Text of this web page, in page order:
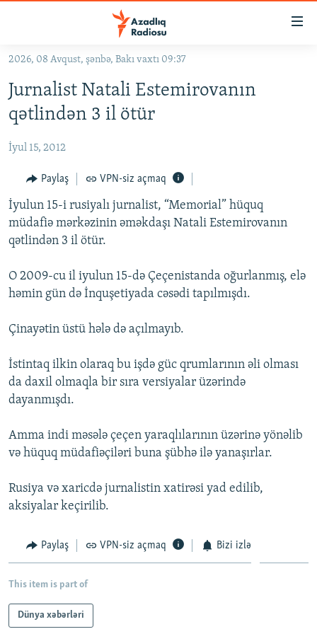
Əsas
qayıt
Əsas
naviqasiyaya
qayıt
KORRUPSIOMETR
#ƏSLINDƏ
FƏRQƏ BAX
QANUNI DOĞRU
ARAŞDIRMA
VIDEO
İNFOQRAFIKA
KARIKATURA
RADIO ARXIV
AZƏRBAYCAN ƏDƏBIYYATI KITABXANASI
İSLAM VƏ DEMOKRATIYA
İZ - MƏDƏNIYYƏT PROQRAMI
HAQQIMIZDA
MISSIYAMIZ
PEŞƏ ETIKASI VƏ JURNALISTIKA STANDARTLARIMIZ
MATERIALLARIMIZDAN ISTIFADƏ
AZADLIQRADIOSU MOBIL TELEFONUNUZDA
BIZIMLƏ ƏLAQƏ
XƏBƏR BÜLLETENLƏRIMIZ
RFE/RL-in bütün saytları
2026, 08 Avqust, şənbə, Bakı vaxtı 09:37
Jurnalist Natali Estemirovanın
qətlindən 3 il ötür
İyul 15, 2012
Paylaş VPN-siz açmaq
İyulun 15-i rusiyalı jurnalist, “Memorial” hüquq
müdafiə mərkəzinin əməkdaşı Natali Estemirovanın
qətlindən 3 il ötür.
O 2009-cu il iyulun 15-də Çeçenistanda oğurlanmış, elə
həmin gün də İnquşetiyada cəsədi tapılmışdı.
Çinayətin üstü hələ də açılmayıb.
İstintaq ilkin olaraq bu işdə güc qrumlarının əli olması
da daxil olmaqla bir sıra versiyalar üzərində
dayanmışdı.
Amma indi məsələ çeçen yaraqlılarının üzərinə yönəlib
və hüquq müdafiəçiləri buna şübhə ilə yanaşırlar.
Rusiya və xaricdə jurnalistin xatirəsi yad edilib,
aksiyalar keçirilib.
Paylaş VPN-siz açmaq Bizi izlə
This item is part of
Dünya xəbərləri